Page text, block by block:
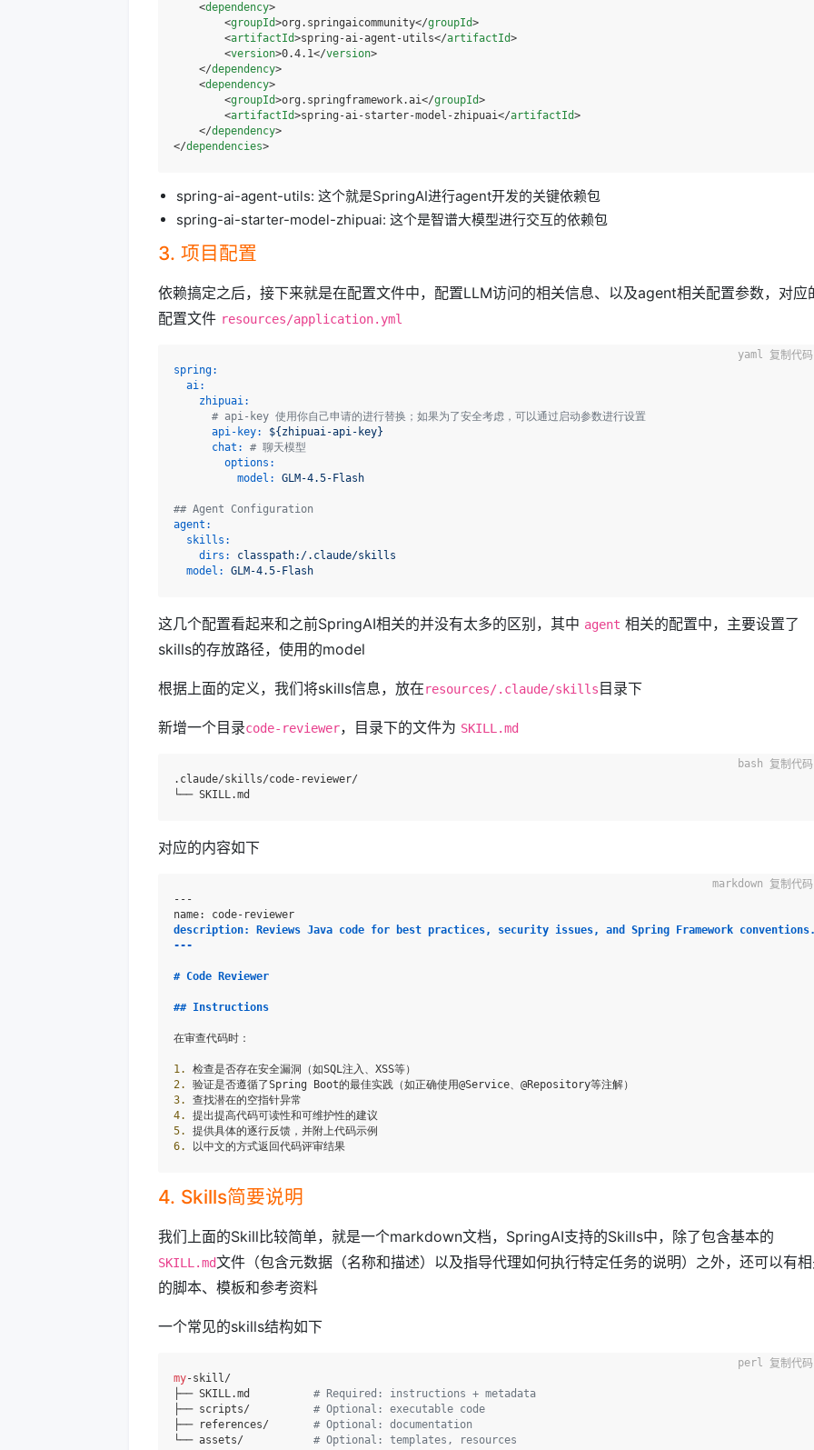
<dependency>
<groupId>org.springaicommunity</groupId>
<artifactId>spring-ai-agent-utils</artifactId>
<version>0.4.1</version>
</dependency>
<dependency>
<groupId>org.springframework.ai</groupId>
<artifactId>spring-ai-starter-model-zhipuai</artifactId>
</dependency>
</dependencies>
spring-ai-agent-utils: 这个就是SpringAI进行agent开发的关键依赖包
spring-ai-starter-model-zhipuai: 这个是智谱大模型进行交互的依赖包
3. 项目配置
依赖搞定之后，接下来就是在配置文件中，配置LLM访问的相关信息、以及agent相关配置参数，对应
配置文件 resources/application.yml
spring:
ai:
zhipuai:
# api-key 使用你自己申请的进行替换；如果为了安全考虑，可以通过启动参数进行设置
api-key:
${zhipuai-api-key}
chat:
# 聊天模型
options:
model:
GLM-4.5-Flash
## Agent Configuration
agent:
skills:
dirs:
classpath:/.claude/skills
model:
GLM-4.5-Flash
复制代码
这几个配置看起来和之前SpringAI相关的并没有太多的区别，其中 agent 相关的配置中，主要设置了
skills的存放路径，使用的model
根据上面的定义，我们将skills信息，放在resources/.claude/skills 目录下
新增一个目录code-reviewer，目录下的文件为 SKILL.md
.claude/skills/code-reviewer/
复制代码
对应的内容如下
---
description: Reviews Java code for best practices, security issues, and Spring Framework
---
# Code Reviewer
## Instructions
在审查代码时：
1.
2.
3.
4.
5.
6.
复制代码
4. Skills简要说明
我们上面的Skill比较简单，就是一个markdown文档，SpringAI支持的Skills中，除了包含基本的
SKILL.md文件（包含元数据（名称和描述）以及指导代理如何执行特定任务的说明）之外，还可以有
的脚本、模板和参考资料
一个常见的skills结构如下
my-skill/
├── SKILL.md # Required: instructions + metadata
├── scripts/ # Optional: executable code
├── references/ # Optional: documentation
└── assets/ # Optional: templates, resources
复制代码